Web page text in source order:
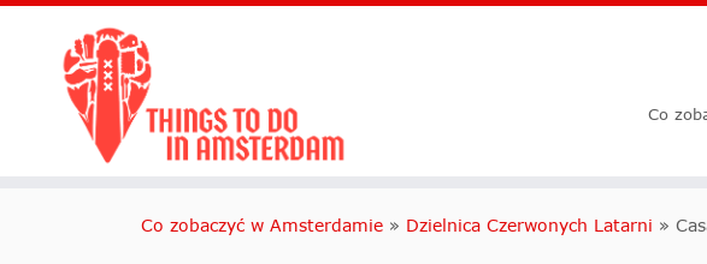
Co
Co zobaczyć w Amsterdamie » Dzielnica Czerwonych Latarni »